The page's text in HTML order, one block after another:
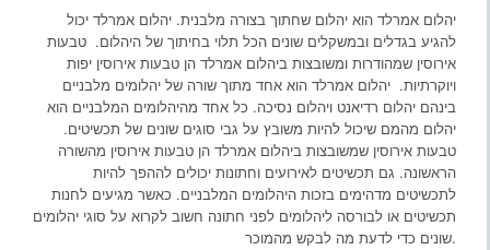
יהלום אמרלד הוא יהלום שחתוך בצורה מלבנית. יהלום אמרלד יכול
להגיע בגדלים ובמשקלים שונים הכל תלוי בחיתוך של היהלום. טבעות
אירוסין שמהודרות ומשובצות ביהלום אמרלד הן טבעות אירוסין יפות
ויוקרתיות. יהלום אמרלד הוא אחד מתוך שורה של יהלומים מלבניים
בינהם יהלום רדיאנט ויהלום נסיכה. כל אחד מהיהלומים המלבניים הוא
יהלום מהמם שיכול להיות משובץ על גבי סוגים שונים של תכשיטים.
טבעות אירוסין שמשובצות ביהלום אמרלד הן טבעות אירוסין מהשורה
הראשונה. גם תכשיטים לאירועים וחתונות יכולים לההפך להיות
לתכשיטים מדהימים בזכות היהלומים המלבניים. כאשר מגיעים לחנות
תכשיטים או לבורסה ליהלומים לפני חתונה חשוב לקרוא על סוגי יהלומים
שונים כדי לדעת מה לבקש מהמוכר.